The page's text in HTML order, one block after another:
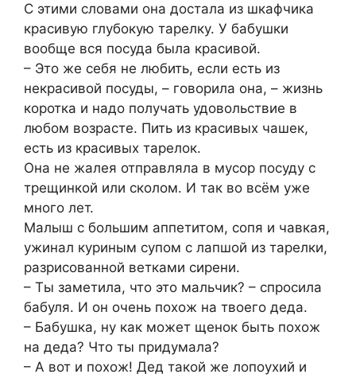
С этими словами она достала из шкафчика
красивую глубокую тарелку. У бабушки
вообще вся посуда была красивой.
– Это же себя не любить, если есть из
некрасивой посуды, – говорила она, – жизнь
коротка и надо получать удовольствие в
любом возрасте. Пить из красивых чашек,
есть из красивых тарелок.
Она не жалея отправляла в мусор посуду с
трещинкой или сколом. И так во всём уже
много лет.
Малыш с большим аппетитом, сопя и чавкая,
ужинал куриным супом с лапшой из тарелки,
разрисованной ветками сирени.
– Ты заметила, что это мальчик? – спросила
бабуля. И он очень похож на твоего деда.
– Бабушка, ну как может щенок быть похож
на деда? Что ты придумала?
– А вот и похож! Дед такой же лопоухий и